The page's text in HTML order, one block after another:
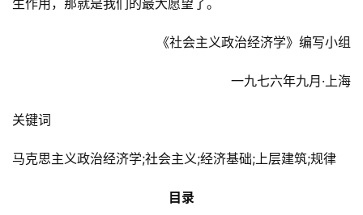
生作用，那就是我们的最大愿望了。
《社会主义政治经济学》编写小组
一九七六年九月·上海
关键词
马克思主义政治经济学;社会主义;经济基础;上层建筑;规律
目录